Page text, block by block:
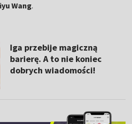
Wang.
Iga przebije magiczną
barierę. A to nie koniec
dobrych wiadomości!